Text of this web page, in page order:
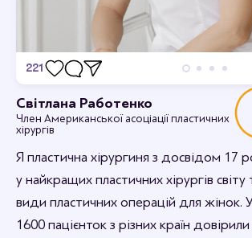
Світлана Работенко
Член Американської асоціації пластичних
хірургів
Я пластична хірургиня з досвідом 17
у найкращих пластичних хірургів світу
види пластичних операцій для жінок.
1600 пацієнток з різних країн
221
Дивовижно, я в захваті.
rabotenkosvitlana